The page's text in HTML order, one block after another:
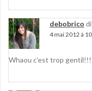
debobrico
4 mai 2012 à
Whaou c’est trop